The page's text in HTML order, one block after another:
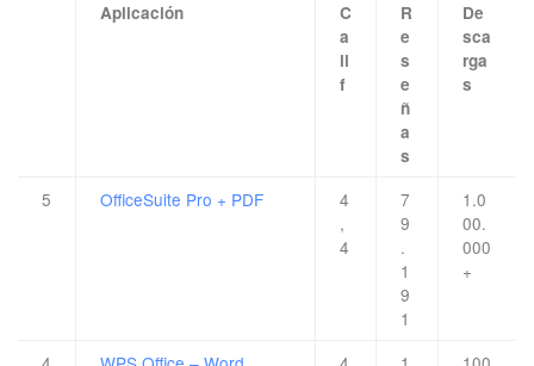
Aplicación
C
a
li
f
R
e
s
e
ñ
a
s
De
sca
rga
s
5 OfficeSuite Pro + PDF
4
,
4
7
9
.
1
9
1
1.0
00.
000
+